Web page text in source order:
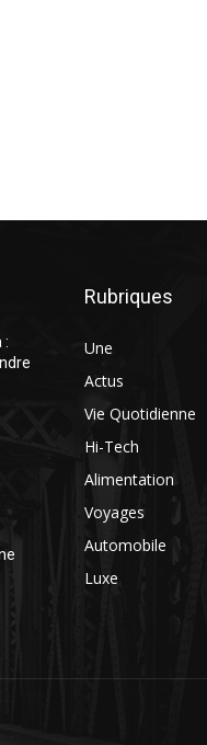
:
Rubriques
Une
Actus
Vie Quotidienne
Hi-Tech
Alimentation
Voyages
Automobile
Luxe